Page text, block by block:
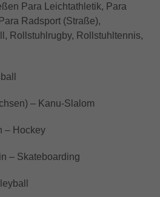
Para Leichtathletik, Para
Radsport (Straße),
Rollstuhlrugby, Rollstuhltennis,
– Kanu-Slalom
– Hockey
– Skateboarding